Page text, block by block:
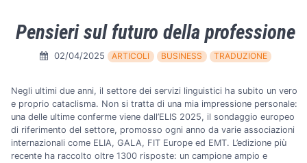
Pensieri sul futuro della professione
02/04/2025 ARTICOLI BUSINESS TRADUZIONE
Negli ultimi due anni, il settore dei servizi linguistici ha subito un vero
e proprio cataclisma. Non si tratta di una mia impressione personale:
una delle ultime conferme viene dall’ELIS 2025, il sondaggio europeo
di riferimento del settore, promosso ogni anno da varie associazioni
internazionali come ELIA, GALA, FIT Europe ed EMT. L’edizione più
recente ha raccolto oltre 1300 risposte: un campione ampio e